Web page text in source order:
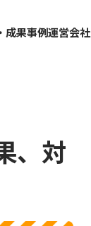
成果事例運営会社
、対